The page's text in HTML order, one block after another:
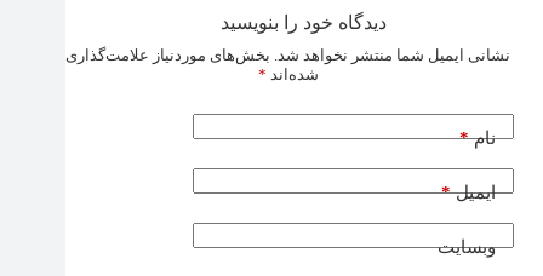
دیدگاه خود را بنویسید
نشانی ایمیل شما منتشر نخواهد شد. بخش‌های موردنیاز علامت‌گذاری
شده‌اند *
نام*
ایمیل*
وبسایت